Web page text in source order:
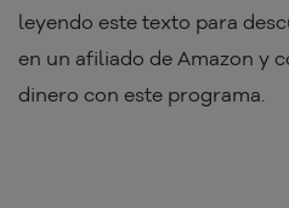
leyendo este texto para
en un afiliado de Amazon y
dinero con este programa.